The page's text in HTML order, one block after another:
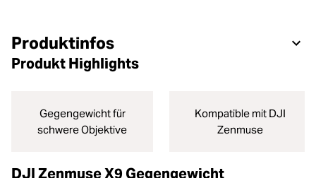
Produktinfos
Produkt Highlights
Gegengewicht für
schwere Objektive
Kompatible mit DJI
Zenmuse
DJI Zenmuse X9 Gegengewicht